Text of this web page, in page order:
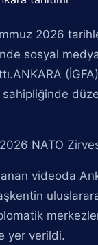
2026
sosyal
NATO
videoda
yer verildi.